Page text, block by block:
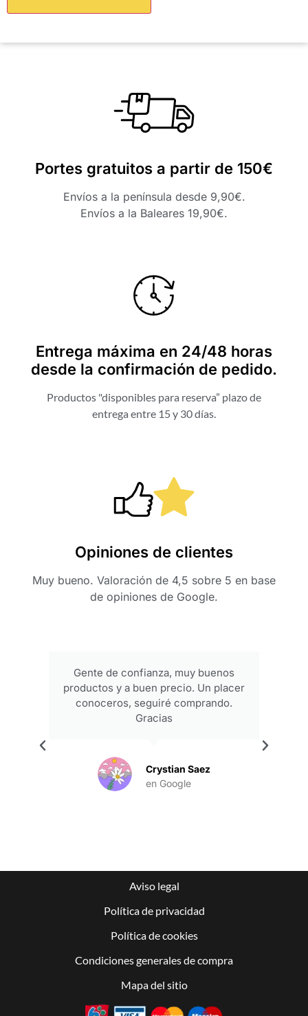
Portes gratuitos a partir de 150€
Envíos a la península desde 9,90€.
Envíos a la Baleares 19,90€.
Entrega máxima en 24/48 horas
desde la confirmación de pedido.
Productos "disponibles para reserva” plazo de
entrega entre 15 y 30 días.
Opiniones de clientes
Muy bueno. Valoración de 4,5 sobre 5 en base
de opiniones de Google.
Gente de confianza, muy buenos
productos y a buen precio. Un placer
conoceros, seguiré comprando.
Gracias
Crystian Saez
en Google
Aviso legal
Política de privacidad
Política de cookies
Condiciones generales de compra
Mapa del sitio